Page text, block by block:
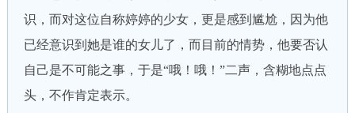
识，而对这位自称婷婷的少女，更是感到尴尬，因为他
已经意识到她是谁的女儿了，而目前的情势，他要否认
自己是不可能之事，于是“哦！哦！”二声，含糊地点点
头，不作肯定表示。